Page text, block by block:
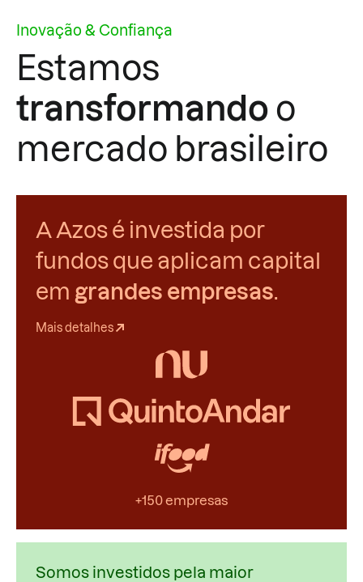
Inovação & Confiança
Estamos
transformando o
mercado brasileiro
A Azos é investida por
fundos que aplicam capital
em grandes empresas.
Mais detalhes
+150 empresas
Somos investidos pela maior